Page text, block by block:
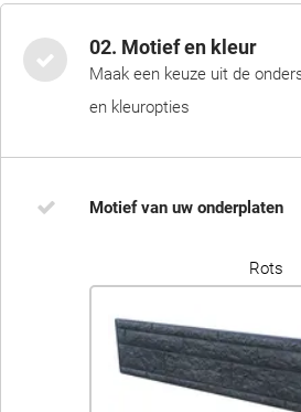
02. Motief en kleur
Maak een keuze uit de
en kleuropties
Motief van uw onderplaten
Rots